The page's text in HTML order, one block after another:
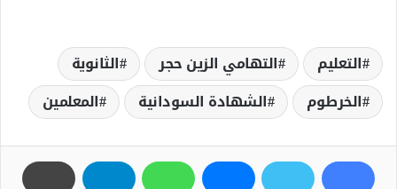
التعليم التهامي الزين حجر
الثانوية
الخرطوم
الشهادة السودانية المعلمين